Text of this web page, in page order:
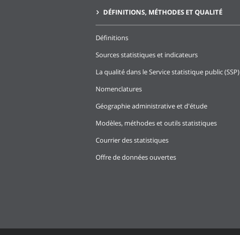
DÉFINITIONS, MÉTHODES ET QUALITÉ
Définitions
Sources statistiques et indicateurs
La qualité dans le Service statistique public (SSP)
Nomenclatures
Géographie administrative et d'étude
Modèles, méthodes et outils statistiques
Courrier des statistiques
Offre de données ouvertes